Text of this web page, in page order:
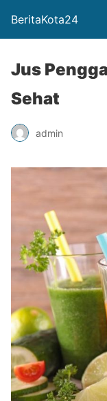
BeritaKota24
Jus
Sehat
admin